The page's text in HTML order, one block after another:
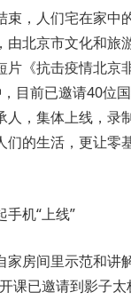
，人们宅在家中
由北京市文化和旅
片《抗击疫情北京
目前已邀请40位
人，集体上线，录
们的生活，更让零
机“上线”
房间里示范和讲
课已邀请到影子